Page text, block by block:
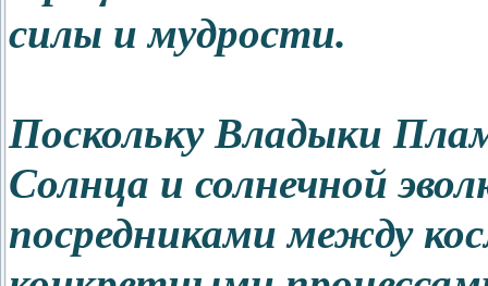
силы и мудрости.
Поскольку Владыки
Солнца и солнечной
посредниками между